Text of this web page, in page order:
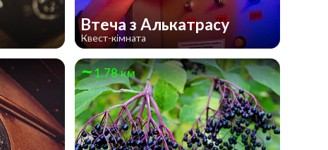
Втеча з Алькатрасу
Квест-кімната
1.78 км